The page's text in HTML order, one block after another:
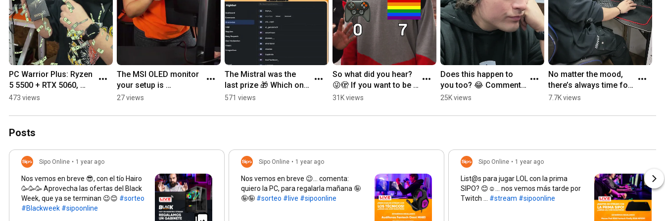
Suscríbete! todos las semanas subimos un vídeo y aprenderás
sobre tecnología.
PC Warrior Plus: Ryzen
5 5500 + RTX 5060,
ready to play 🎮🔥 Free
sipoonline.cl
473 views
The MSI OLED monitor
your setup is
screaming for 😱 On
🚚
27 views
The Mistral was the
last prize 🎁 Which one
do you want next? 👇
🔥
571 views
So what did you hear?
😜🫣 If you want to be a
gamer🕹, you know
gaming PC at sip...
31K views
Does this happen to
you too? 😂 Comment
your favorite video
is at sipoonline....
25K views
No matter the mood,
there’s always time for
a few games 🎮🔥
specs 👇
7.7K views
Posts
Sipo Online • 1 year ago
Nos vemos en breve 😎, con el tío Hairo
🥳🥳🥳 Aprovecha las ofertas del Black
Week, que ya se terminan 😉😊 #sorteo
#Blackweek #sipoonline
Sipo Online • 1 year ago
Nos vemos en breve 😉... comenta:
quiero la PC, para regalarla mañana 🤪
🤪🤪 #sorteo #live #sipoonline
Sipo Online • 1 year ago
List@s para jugar LOL con la prima
SIPO? 😊☺️... nos vemos más tarde por
Twitch ... #stream #sipoonline